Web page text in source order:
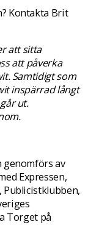
Kontakta Brit
att sitta
att påverka
Samtidigt som
inspärrad långt
ut.
genomförs av
Expressen,
Torget på